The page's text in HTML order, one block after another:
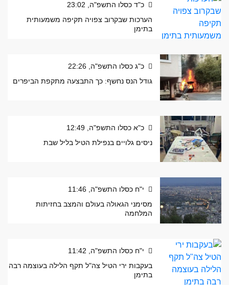
כ"ד כסלו התשפ"ה, 23:02
הערכות שבקרוב צפויה תקיפה משמעותית
בתימן
כ"ג כסלו התשפ"ה, 22:26
גודל הנס נחשף: כך התבצעה מתקפת הביפרים
כ"א כסלו התשפ"ה, 12:49
ניסים גלויים בנפילת הטיל בליל שבת
י"ח כסלו התשפ"ה, 11:46
מסימני הגאולה בעולם והמצב בחזיתות
המלחמה
י"ח כסלו התשפ"ה, 11:42
בעקבות ירי הטיל צה"ל תקף הלילה בעוצמה רבה
בתימן